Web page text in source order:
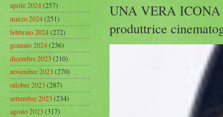
UNA VERA ICONA
produttrice
aprile 2024(257)
marzo 2024(251)
febbraio 2024(272)
gennaio 2024(236)
dicembre 2023(210)
novembre 2023(270)
ottobre 2023(287)
settembre 2023(234)
agosto 2023(317)